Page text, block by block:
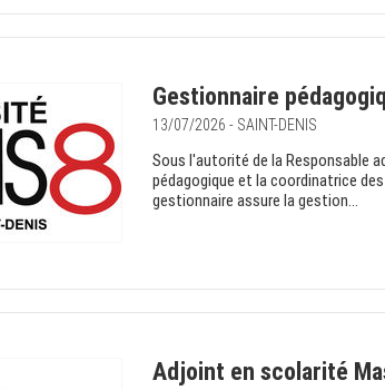
Gestionnaire
13/07/2026 - SAINT-DENIS
Sous l'autorité de la Responsable
pédagogique et la coordinatrice
gestionnaire assure la gestion...
Adjoint en scolarité